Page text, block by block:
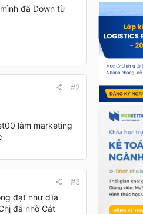
đã Down từ
#2
làm marketing
#3
đạt như dĩa
đã nhờ Cát